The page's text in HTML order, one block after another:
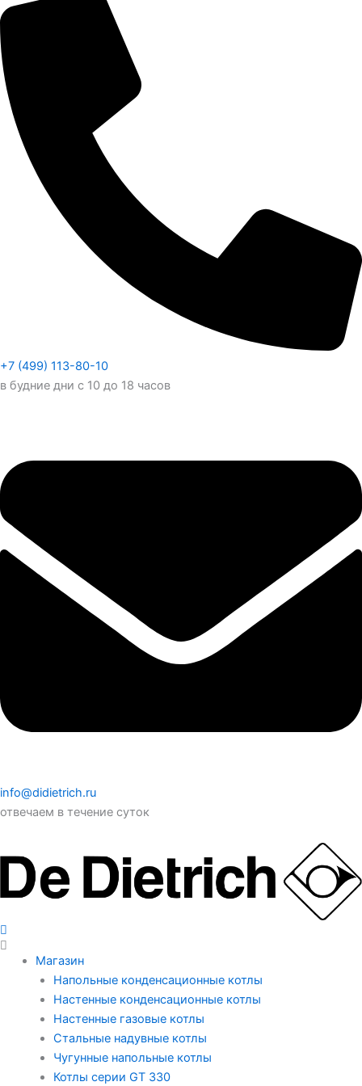
+7 (499) 113-80-10
в будние дни с 10 до 18 часов
info@didietrich.ru
отвечаем в течение суток
Магазин
Напольные конденсационные котлы
Настенные конденсационные котлы
Настенные газовые котлы
Стальные надувные котлы
Чугунные напольные котлы
Котлы серии GT 330